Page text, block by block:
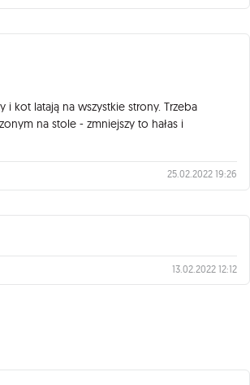
kot latają na wszystkie strony. Trzeba
na stole - zmniejszy to hałas i
25.02.2022 19:26
13.02.2022 12:12